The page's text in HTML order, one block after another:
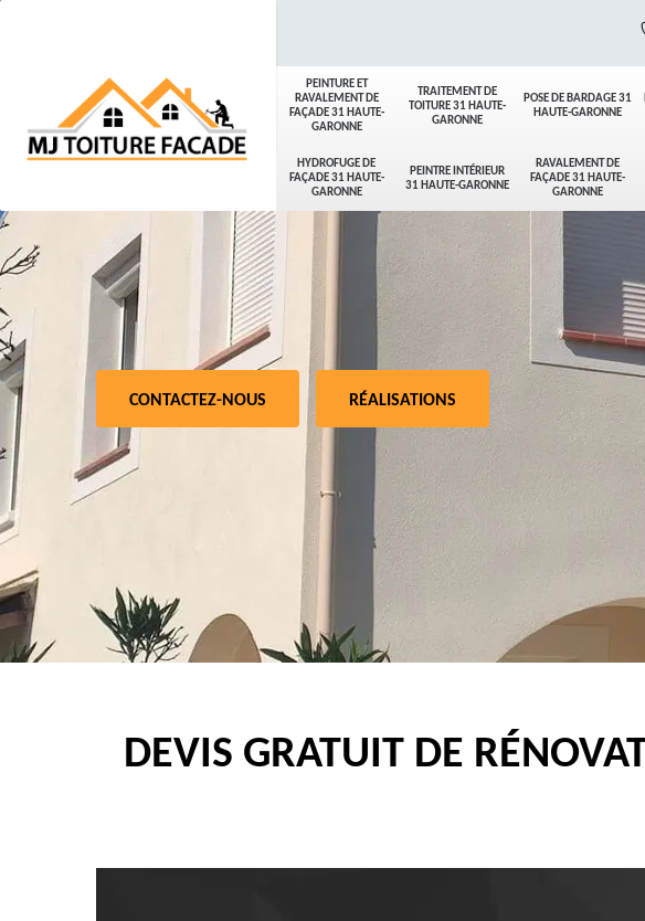
PEINTURE ET
RAVALEMENT DE
FAÇADE 31 HAUTE-
GARONNE
TRAITEMENT DE
TOITURE 31 HAUTE-
GARONNE
POSE DE BARDAGE 31
HAUTE-GARONNE
HYDROFUGE DE
FAÇADE 31 HAUTE-
GARONNE
PEINTRE INTÉRIEUR
31 HAUTE-GARONNE
RAVALEMENT DE
FAÇADE 31 HAUTE-
GARONNE
CONTACTEZ-NOUS RÉALISATIONS
DEVIS GRATUIT DE